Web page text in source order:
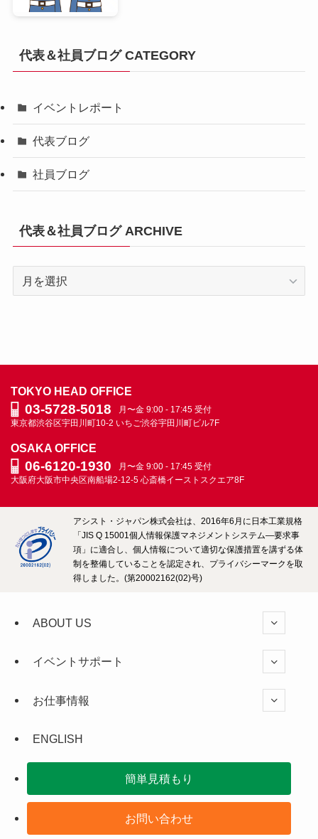
代表＆社員ブログ CATEGORY
イベントレポート
代表ブログ
社員ブログ
代表＆社員ブログ ARCHIVE
ブ
グ
ARCHIVE
TOKYO HEAD OFFICE
03-5728-5018
月〜金 9:00 - 17:45 受付
東京都渋谷区宇田川町10-2 いちご渋谷宇田川町ビル7F
OSAKA OFFICE
06-6120-1930
月〜金 9:00 - 17:45 受付
大阪府大阪市中央区南船場2-12-5 心斎橋イーストスクエア8F
アシスト・ジャパン株式会社は、2016年6月に日本工業規格
「JIS Q 15001個人情報保護マネジメントシステム―要求事
項」に適合し、個人情報について適切な保護措置を講ずる体
制を整備していることを認定され、プライバシーマークを取
得しました。(第20002162(02)号)
ABOUT US
イベントサポート
お仕事情報
ENGLISH
簡単見積もり
お問い合わせ